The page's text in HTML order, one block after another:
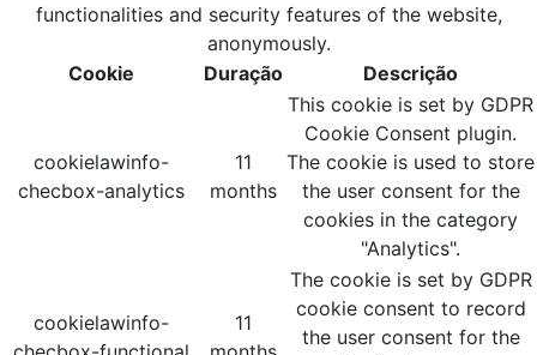
functionalities and security features of the website,
anonymously.
Cookie
Duração Descrição
cookielawinfo-
checbox-analytics
11
months
This cookie is set by GDPR
Cookie Consent plugin.
The cookie is used to store
the user consent for the
cookies in the category
"Analytics".
cookielawinfo-
11
The cookie is set by GDPR
cookie consent to record
the user consent for the